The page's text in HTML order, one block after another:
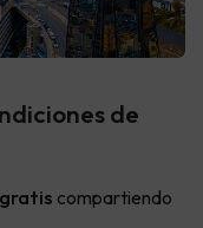
de
gratis compartiendo